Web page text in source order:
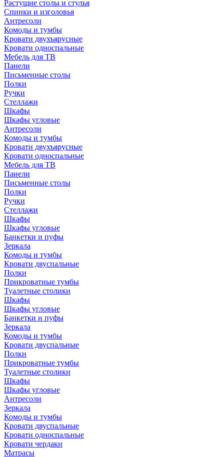
Растущие столы и стулья
Спинки и изголовья
Антресоли
Комоды и тумбы
Кровати двухъярусные
Кровати односпальные
Мебель для ТВ
Панели
Письменные столы
Полки
Ручки
Стеллажи
Шкафы
Шкафы угловые
Антресоли
Комоды и тумбы
Кровати двухъярусные
Кровати односпальные
Мебель для ТВ
Панели
Письменные столы
Полки
Ручки
Стеллажи
Шкафы
Шкафы угловые
Банкетки и пуфы
Зеркала
Комоды и тумбы
Кровати двуспальные
Полки
Прикроватные тумбы
Туалетные столики
Шкафы
Шкафы угловые
Банкетки и пуфы
Зеркала
Комоды и тумбы
Кровати двуспальные
Полки
Прикроватные тумбы
Туалетные столики
Шкафы
Шкафы угловые
Антресоли
Зеркала
Комоды и тумбы
Кровати двуспальные
Кровати односпальные
Кровати чердаки
Матрасы